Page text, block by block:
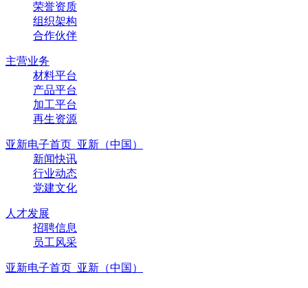
荣誉资质
组织架构
合作伙伴
主营业务
材料平台
产品平台
加工平台
再生资源
亚新电子首页_亚新（中国）
新闻快讯
行业动态
党建文化
人才发展
招聘信息
员工风采
亚新电子首页_亚新（中国）